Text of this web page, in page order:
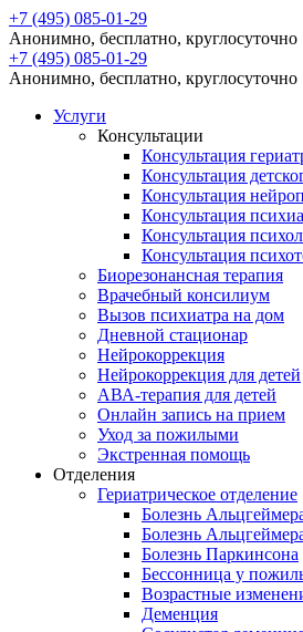
+7 (495) 085-01-29
Анонимно, бесплатно, круглосуточно
+7 (495) 085-01-29
Анонимно, бесплатно, круглосуточно
Услуги
Консультации
Консультация
Консультация
Консультация
Консультация
Консультация
Консультация
Биорезонансная терапия
Врачебный консилиум
Вызов психиатра на дом
Дневной стационар
Нейрокоррекция
Нейрокоррекция для детей
АВА-терапия для детей
Онлайн запись на прием
Уход за пожилыми
Экстренная помощь
Отделения
Гериатрическое отделение
Болезнь
Болезнь
Болезнь Паркинсона
Бессонница у
Возрастные
Деменция